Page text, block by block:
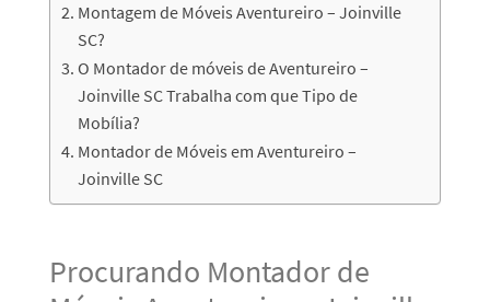
Montagem de Móveis Aventureiro – Joinville
SC?
O Montador de móveis de Aventureiro –
Joinville SC Trabalha com que Tipo de
Mobília?
Montador de Móveis em Aventureiro –
Joinville SC
Procurando Montador de